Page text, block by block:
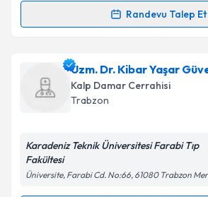
Randevu Talep Et
Randevu Takvimi Talebi
Dr. Hakan Kilciiçin randevu
Size bu uzmandan randevu almanız
hazırlandığında e-posta ile
Kişisel verilerimin işlenmesine
Uzm. Dr. Kibar Yaşar
Kalp Damar Cerrahisi
Trabzon
Karadeniz Teknik Üniversitesi Farabi Tıp
Fakültesi
Üniversite, Farabi Cd. No:66, 61080 Trabzon